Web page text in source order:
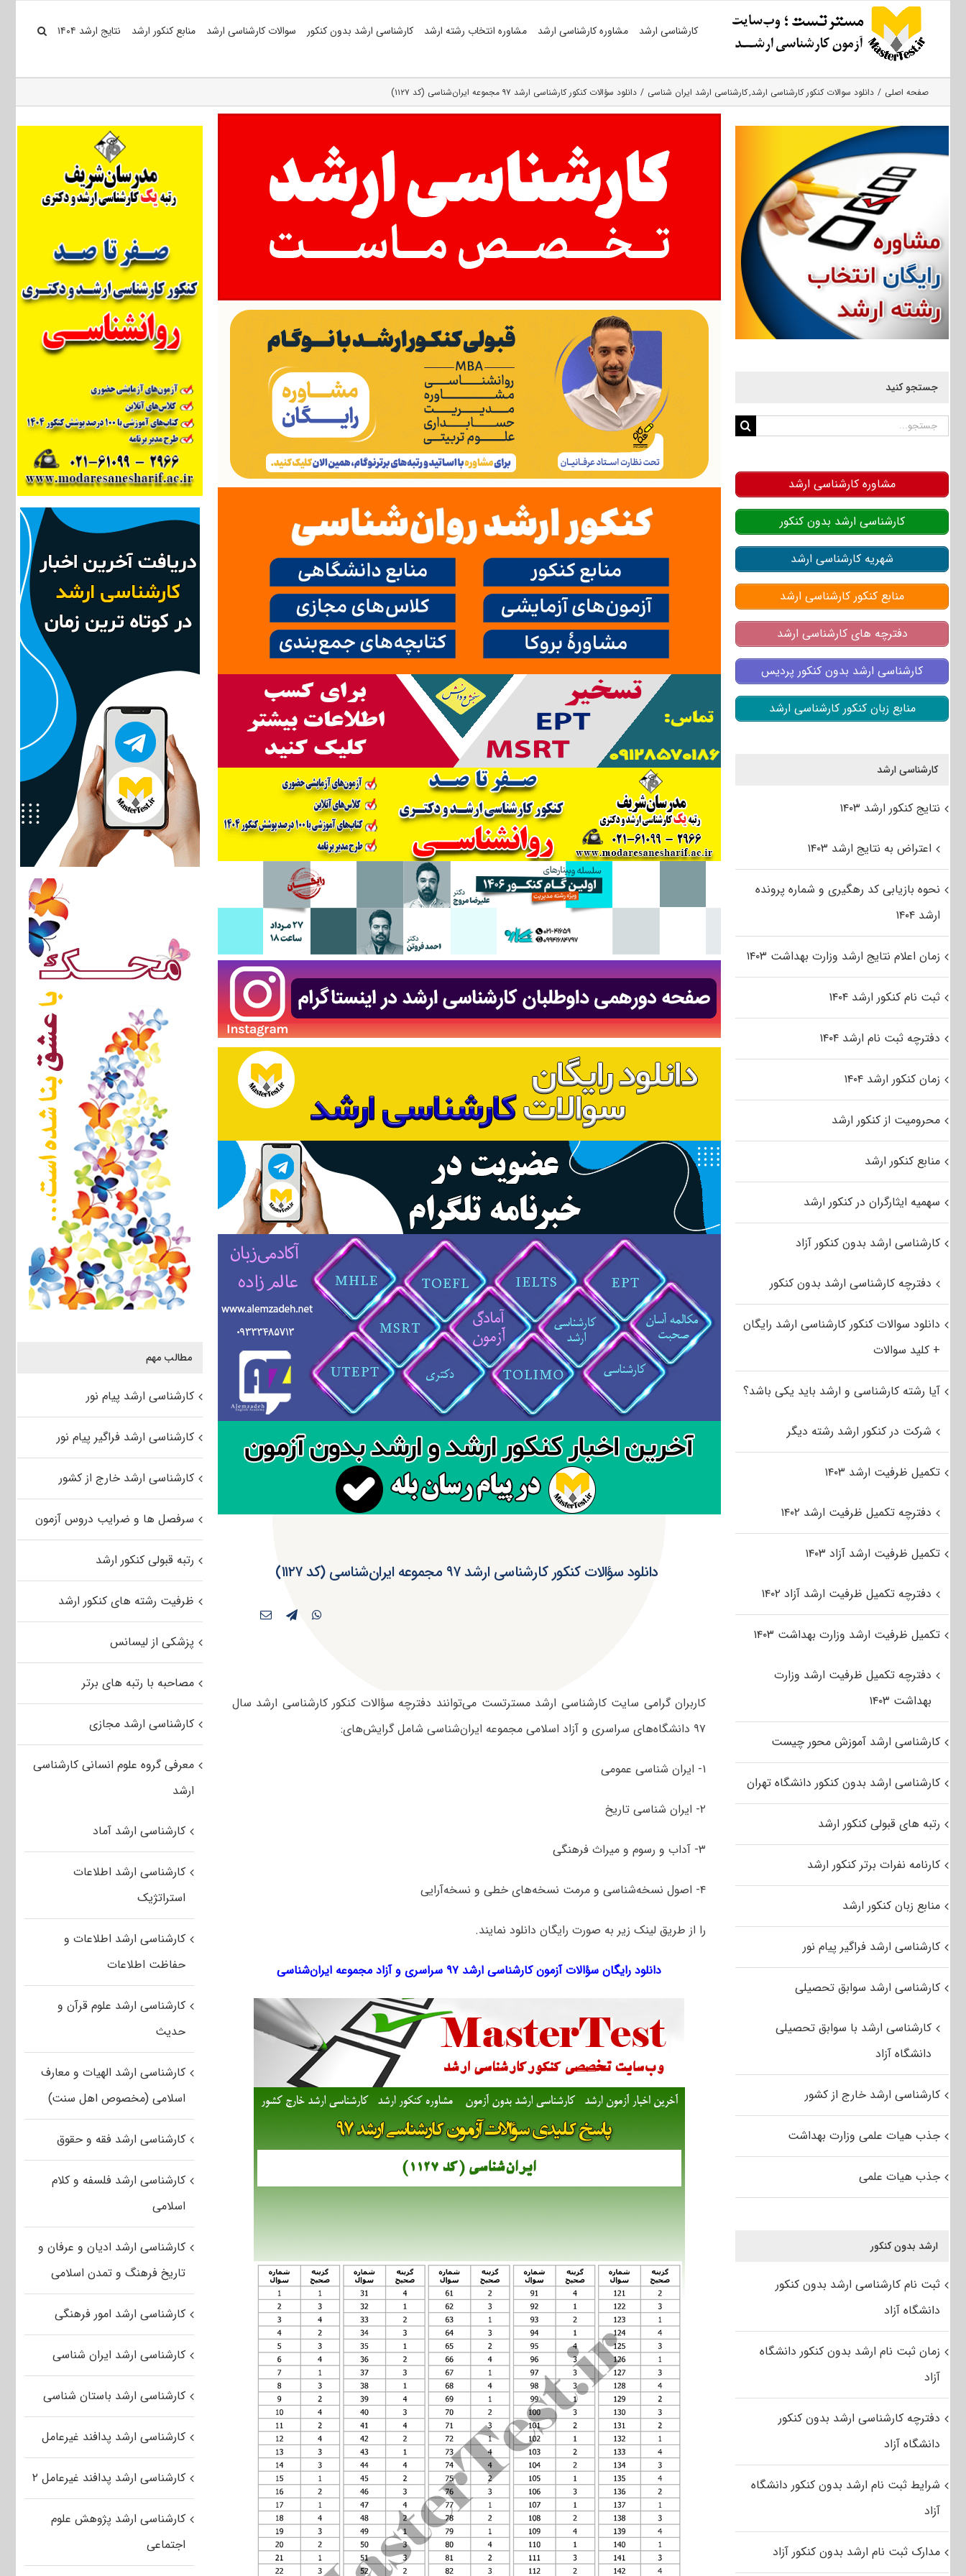
کارشناسی ارشد مشاوره کارشناسی ارشد مشاوره انتخاب رشته ارشد کارشناسی ارشد بدون کنکور سوالات کارشناسی ارشد منابع کنکور ارشد نتایج ارشد ۱۴۰۴
صفحه اصلی دانلود سوالات کنکور کارشناسی ارشد کارشناسی ارشد ایران شناسی دانلود سؤالات کنکور کارشناسی ارشد ۹۷ مجموعه ایران‌شناسی (کد ۱۱۲۷)
دانلود سؤالات کنکور کارشناسی ارشد ۹۷ مجموعه ایران‌شناسی (کد ۱۱۲۷)
کاربران گرامی سایت کارشناسی ارشد مسترتست می‌توانند دفترچه سؤالات کنکور کارشناسی ارشد سال
۹۷ دانشگاه‌های سراسری و آزاد اسلامی مجموعه ایران‌شناسی شامل گرایش‌های:
۱- ایران شناسی عمومی
۲- ایران شناسی تاریخ
۳- آداب و رسوم و میراث فرهنگی
۴- اصول نسخه‌شناسی و مرمت نسخه‌های خطی و نسخه‌­آرایی
را از طریق لینک‌ زیر به صورت رایگان دانلود نمایند.
دانلود رایگان سؤالات آزمون کارشناسی ارشد ۹۷ سراسری و آزاد مجموعه ایران‌شناسی
مطالب مهم
کارشناسی ارشد پیام نور
کارشناسی ارشد فراگیر پیام نور
کارشناسی ارشد خارج از کشور
سرفصل ها و ضرایب دروس آزمون
رتبه قبولی کنکور ارشد
ظرفیت رشته های کنکور ارشد
پزشکی از لیسانس
مصاحبه با رتبه های برتر
کارشناسی ارشد مجازی
معرفی گروه علوم انسانی کارشناسی
ارشد
کارشناسی ارشد آماد
کارشناسی ارشد اطلاعات
استراتژیک
کارشناسی ارشد اطلاعات و
حفاظت اطلاعات
کارشناسی ارشد علوم قرآن و
حدیث
کارشناسی ارشد الهیات و معارف
اسلامی (مخصوص اهل سنت)
کارشناسی ارشد فقه و حقوق
کارشناسی ارشد فلسفه و کلام
اسلامی
کارشناسی ارشد ادیان و عرفان و
تاریخ فرهنگ و تمدن اسلامی
کارشناسی ارشد امور فرهنگی
کارشناسی ارشد ایران شناسی
کارشناسی ارشد باستان شناسی
کارشناسی ارشد پدافند غیرعامل
کارشناسی ارشد پدافند غیرعامل ۲
کارشناسی ارشد پژوهش علوم
اجتماعی
جستجو کنید
جستجو
مشاوره کارشناسی ارشد
کارشناسی ارشد بدون کنکور
شهریه کارشناسی ارشد
منابع کنکور کارشناسی ارشد
دفترچه های کارشناسی ارشد
کارشناسی ارشد بدون کنکور پردیس
منابع زبان کنکور کارشناسی ارشد
کارشناسی ارشد
نتایج کنکور ارشد ۱۴۰۳
اعتراض به نتایج ارشد ۱۴۰۳
نحوه بازیابی کد رهگیری و شماره پرونده
ارشد ۱۴۰۴
زمان اعلام نتایج ارشد وزارت بهداشت ۱۴۰۳
ثبت نام کنکور ارشد ۱۴۰۴
دفترچه ثبت نام ارشد ۱۴۰۴
زمان کنکور ارشد ۱۴۰۴
محرومیت از کنکور ارشد
منابع کنکور ارشد
سهمیه ایثارگران در کنکور ارشد
کارشناسی ارشد بدون کنکور آزاد
دفترچه کارشناسی ارشد بدون کنکور
دانلود سوالات کنکور کارشناسی ارشد رایگان
+ کلید سوالات
آیا رشته کارشناسی و ارشد باید یکی باشد؟
شرکت در کنکور ارشد رشته دیگر
تکمیل ظرفیت ارشد ۱۴۰۳
دفترچه تکمیل ظرفیت ارشد ۱۴۰۲
تکمیل ظرفیت ارشد آزاد ۱۴۰۳
دفترچه تکمیل ظرفیت ارشد آزاد ۱۴۰۲
تکمیل ظرفیت ارشد وزارت بهداشت ۱۴۰۳
دفترچه تکمیل ظرفیت ارشد وزارت
بهداشت ۱۴۰۳
کارشناسی ارشد آموزش محور چیست
کارشناسی ارشد بدون کنکور دانشگاه تهران
رتبه های قبولی کنکور ارشد
کارنامه نفرات برتر کنکور ارشد
منابع زبان کنکور ارشد
کارشناسی ارشد فراگیر پیام نور
کارشناسی ارشد سوابق تحصیلی
کارشناسی ارشد با سوابق تحصیلی
دانشگاه آزاد
کارشناسی ارشد خارج از کشور
جذب هیات علمی وزارت بهداشت
جذب هیات علمی
ارشد بدون کنکور
ثبت نام کارشناسی ارشد بدون کنکور
دانشگاه آزاد
زمان ثبت نام ارشد بدون کنکور دانشگاه
آزاد
دفترچه کارشناسی ارشد بدون کنکور
دانشگاه آزاد
شرایط ثبت نام ارشد بدون کنکور دانشگاه
آزاد
مدارک ثبت نام ارشد بدون کنکور آزاد